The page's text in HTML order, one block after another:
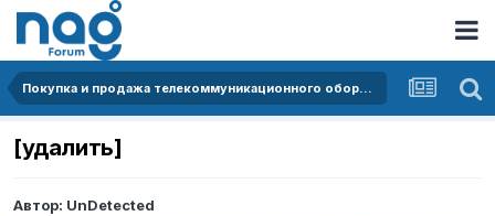
Покупка и продажа телекоммуникационного оборудования
[удалить]
Автор: UnDetected